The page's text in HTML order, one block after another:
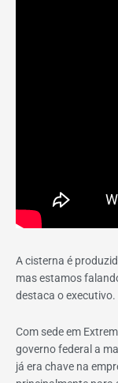
A cisterna é
mas estamos
destaca o executivo.
Com sede em
governo federal a
já era chave na